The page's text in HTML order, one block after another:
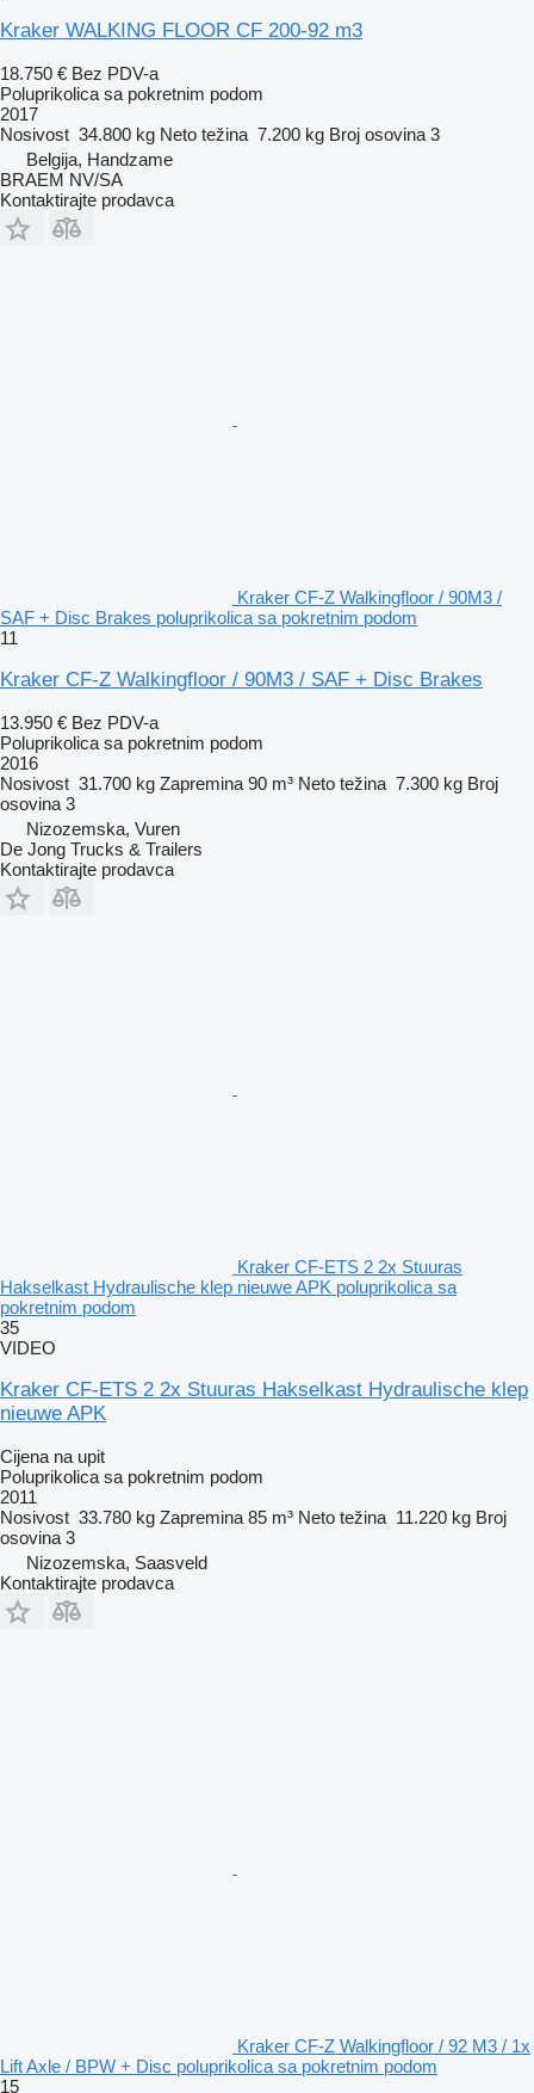
Kraker WALKING FLOOR CF 200-92 m3
18.750 € Bez PDV-a
Poluprikolica sa pokretnim podom
2017
Nosivost 34.800 kg Neto težina 7.200 kg Broj osovina 3
Belgija, Handzame
BRAEM NV/SA
Kontaktirajte prodavca
Kraker CF-Z Walkingfloor / 90M3 /
SAF + Disc Brakes poluprikolica sa pokretnim podom
11
Kraker CF-Z Walkingfloor / 90M3 / SAF + Disc Brakes
13.950 € Bez PDV-a
Poluprikolica sa pokretnim podom
2016
Nosivost 31.700 kg Zapremina 90 m³ Neto težina 7.300 kg Broj
osovina 3
Nizozemska, Vuren
De Jong Trucks & Trailers
Kontaktirajte prodavca
Kraker CF-ETS 2 2x Stuuras
Hakselkast Hydraulische klep nieuwe APK poluprikolica sa
pokretnim podom
35
VIDEO
Kraker CF-ETS 2 2x Stuuras Hakselkast Hydraulische klep
nieuwe APK
Cijena na upit
Poluprikolica sa pokretnim podom
2011
Nosivost 33.780 kg Zapremina 85 m³ Neto težina 11.220 kg Broj
osovina 3
Nizozemska, Saasveld
Kontaktirajte prodavca
Kraker CF-Z Walkingfloor / 92 M3 / 1x
Lift Axle / BPW + Disc poluprikolica sa pokretnim podom
15